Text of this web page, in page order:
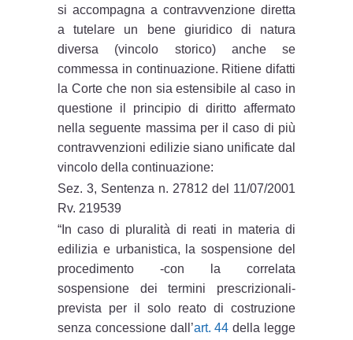
si accompagna a contravvenzione diretta
a tutelare un bene giuridico di natura
diversa (vincolo storico) anche se
commessa in continuazione. Ritiene difatti
la Corte che non sia estensibile al caso in
questione il principio di diritto affermato
nella seguente massima per il caso di più
contravvenzioni edilizie siano unificate dal
vincolo della continuazione:
Sez. 3, Sentenza n. 27812 del 11/07/2001
Rv. 219539
“In caso di pluralità di reati in materia di
edilizia e urbanistica, la sospensione del
procedimento -con la correlata
sospensione dei termini prescrizionali-
prevista per il solo reato di costruzione
senza concessione dall’art. 44 della legge